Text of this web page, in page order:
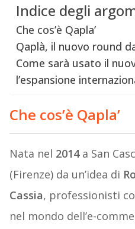
Indice degli
Che cos’è Qapla’
Qaplà, il nuovo round
Come sarà usato il
l’espansione
Che cos’è Qapla’
Nata nel 2014a San
(Firenze) da un’idea di
Cassia, professionisti
nel mondo dell’e-